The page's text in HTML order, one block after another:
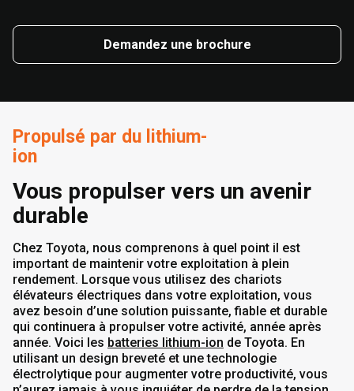
Demandez une brochure
Propulsé par du lithium-
ion
Vous propulser vers un avenir
durable
Chez Toyota, nous comprenons à quel point il est
important de maintenir votre exploitation à plein
rendement. Lorsque vous utilisez des chariots
élévateurs électriques dans votre exploitation, vous
avez besoin d’une solution puissante, fiable et durable
qui continuera à propulser votre activité, année après
année. Voici les batteries lithium-ion de Toyota. En
utilisant un design breveté et une technologie
électrolytique pour augmenter votre productivité, vous